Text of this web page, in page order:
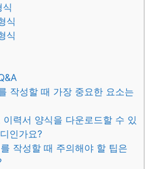
식
식
식
작성할 때 가장 중요한 요소는
이력서 양식을 다운로드할 수 있
인가요?
작성할 때 주의해야 할 팁은